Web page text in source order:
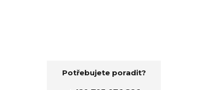
Potřebujete poradit?